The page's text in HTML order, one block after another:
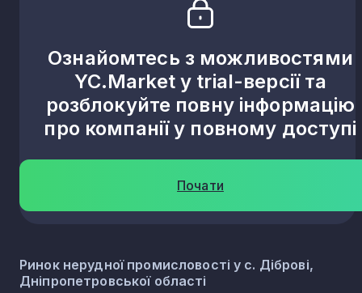
Ознайомтесь з можливостями
YC.Market у trial-версії та
розблокуйте повну інформацію
про компанії у повному доступі
Почати
Ринок нерудної промисловості у с. Діброві,
Дніпропетровської області